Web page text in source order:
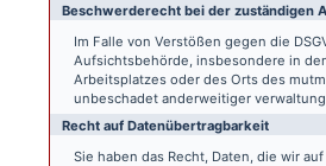
Beschwerde­recht bei der zuständigen
Im Falle von Verstößen gegen die
Aufsichtsbehörde, insbesondere in
Arbeitsplatzes oder des Orts des
unbeschadet anderweitiger
Recht auf Daten­übertrag­barkeit
Sie haben das Recht, Daten, die wir